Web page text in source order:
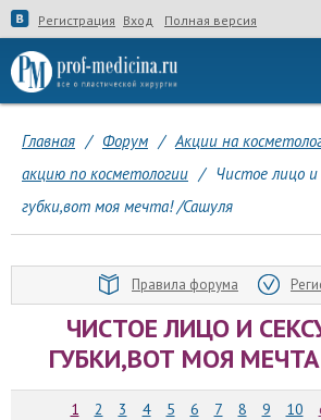
Регистрация Вход Полная версия
Главная / Форум / Акции на
акцию по косметологии / Чистое лицо и
губки,вот моя мечта! /Сашуля
Правила форума
ЧИСТОЕ ЛИЦО И
ГУБКИ,ВОТ МОЯ
1 2 3 4 5 6 7 8 9 10